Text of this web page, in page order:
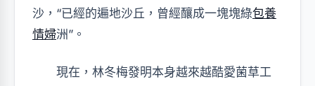
沙，“已經的遍地沙丘，曾經釀成一塊塊綠包養
情婦洲”。
現在，林冬梅發明本身越來越酷愛菌草工